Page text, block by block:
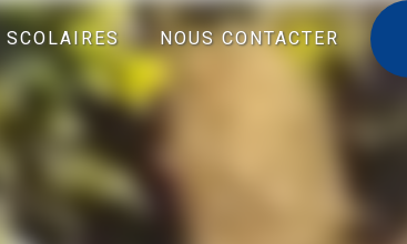
SCOLAIRES NOUS CONTACTER